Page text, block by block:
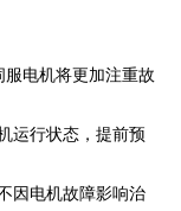
电机将更加注重故
运行状态，提前预
因电机故障影响治